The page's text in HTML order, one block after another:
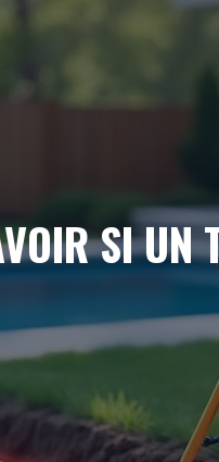
SI UN